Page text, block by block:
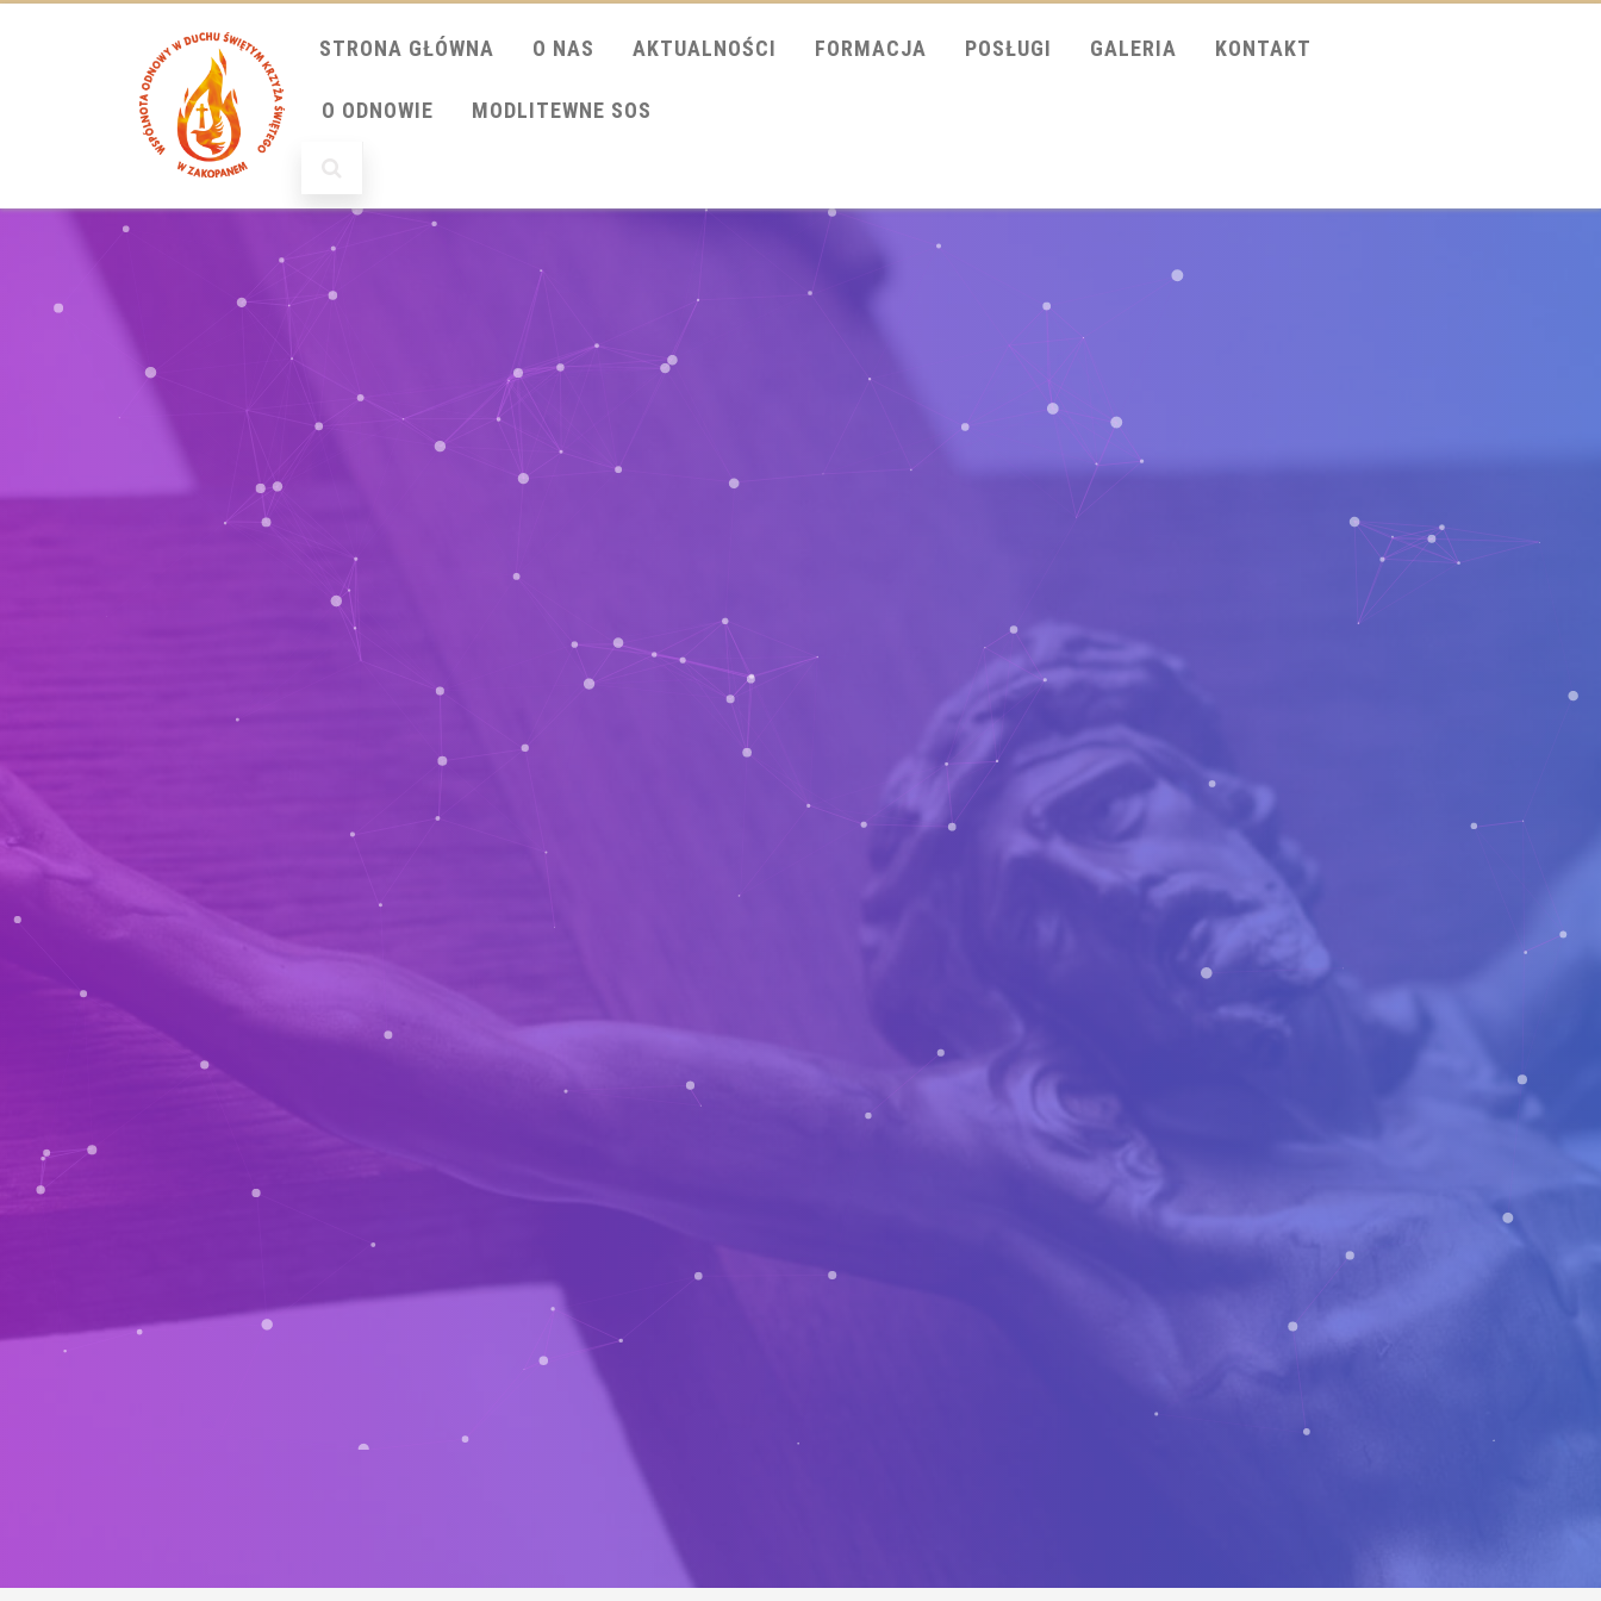
STRONA GŁÓWNA O NAS AKTUALNOŚCI FORMACJA POSŁUGI GALERIA KONTAKT
O ODNOWIE MODLITEWNE SOS